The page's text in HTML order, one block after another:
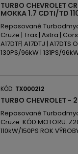
TURBO CHEVROLET
MOKKA 1.7 CDTI/TD
Repasované
Cruze | Trax | Astra |
A17DTF| A17DTJ | A17DTS
130PS/96kW | 131PS/
KÓD: TX000212
TURBO CHEVROLET -
Repasované
Cruze KÓD MOTORU:
110kW/150PS ROK